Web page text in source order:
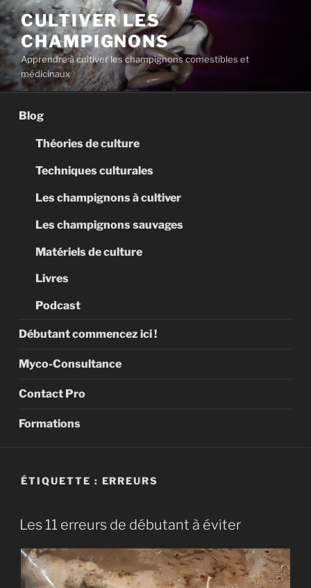
Aller
au
contenu
principal
CULTIVER LES
CHAMPIGNONS
Apprendre à cultiver les champignons comestibles et
médicinaux
Blog
Théories de culture
Techniques culturales
Les champignons à cultiver
Les champignons sauvages
Matériels de culture
Livres
Podcast
Débutant commencez ici !
Myco-Consultance
Contact Pro
Formations
ÉTIQUETTE : ERREURS
Les 11 erreurs de débutant à éviter